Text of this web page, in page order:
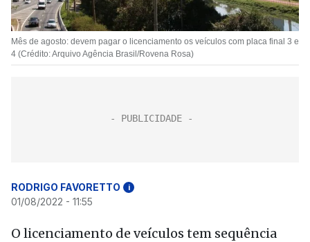
Mês de agosto: devem pagar o licenciamento os veículos com placa final 3 e
4 (Crédito: Arquivo Agência Brasil/Rovena Rosa)
RODRIGO FAVORETTO i
01/08/2022 - 11:55
O licenciamento de veículos tem sequência